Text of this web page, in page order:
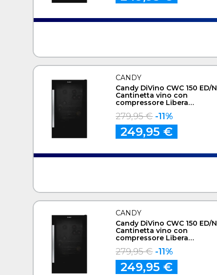
CANDY
Candy DiVino CWC 150 ED/N
Cantinetta vino con
compressore Libera
bottiglia/bottiglie
279,95 € -11%
249,95 €
CANDY
Candy DiVino CWC 150 ED/N
Cantinetta vino con
compressore Libera
bottiglia/bottiglie
279,95 € -11%
249,95 €